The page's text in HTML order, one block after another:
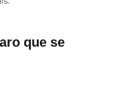
que se